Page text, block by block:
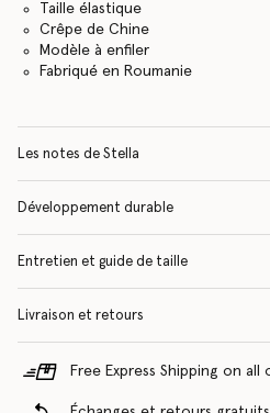
Taille élastique
Crêpe de Chine
Modèle à enfiler
Fabriqué en Roumanie
Les notes de Stella
Développement durable
Entretien et guide de taille
Livraison et retours
Free Express Shipping on all